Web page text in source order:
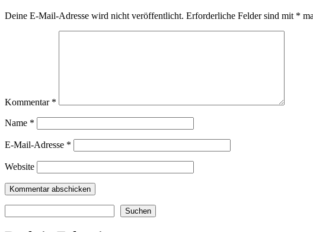
Deine E-Mail-Adresse wird nicht veröffentlicht. Erforderliche Felder sind mit *
Kommentar *
Name *
E-Mail-Adresse *
Website
Suchen